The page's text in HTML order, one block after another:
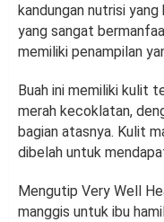
kandungan nutrisi
yang sangat
memiliki penampilan
Buah ini memiliki kulit
merah kecoklatan,
bagian atasnya. Kulit
dibelah untuk
Mengutip Very Well
manggis untuk ibu